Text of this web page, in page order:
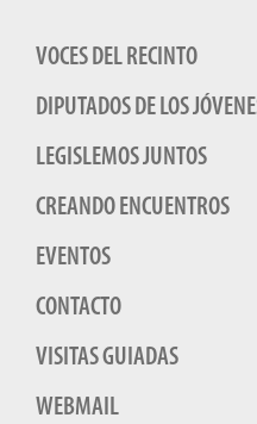
VOCES DEL RECINTO
DIPUTADOS DE LOS
LEGISLEMOS JUNTOS
CREANDO ENCUENTROS
EVENTOS
CONTACTO
VISITAS GUIADAS
WEBMAIL